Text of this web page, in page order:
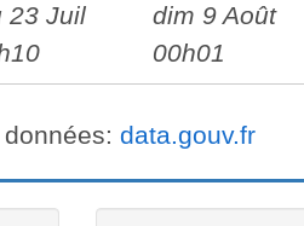
23 Juil
dim 9 Août
00h01
data.gouv.fr